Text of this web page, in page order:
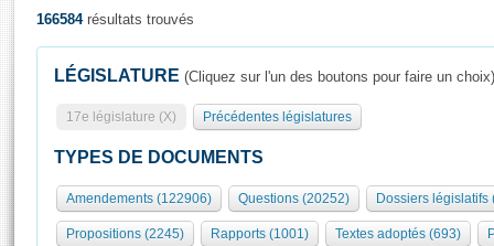
Présidence
577 députés
Groupes politiques
Séance publique
Commissions et autres organes
Europe et International
Rôle et pouvoirs de l'Assemblée
Organisation de l'Assemblée
Présidence Conférence des Présidents Bureau Collège des
Visiter l'Assemblée
Visite virtuelle du palais Bourbon
Assister à une séance
166584résultats trouvés
LÉGISLATURE (Cliquez sur l'un des boutons pour faire un choix)
17e législature (X) Précédentes législatures
TYPES DE DOCUMENTS
Amendements (122906) Questions (20252) Dossiers législatifs
Propositions (2245) Rapports (1001) Textes adoptés (693)